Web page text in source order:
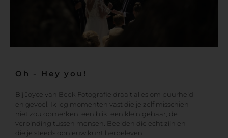
Oh - Hey you!
Bij Joyce van Beek Fotografie draait alles om puurheid
en gevoel. Ik leg momenten vast die je zelf misschien
niet zou opmerken: een blik, een klein gebaar, de
verbinding tussen mensen. Beelden die echt zijn en
die je steeds opnieuw kunt herbeleven.